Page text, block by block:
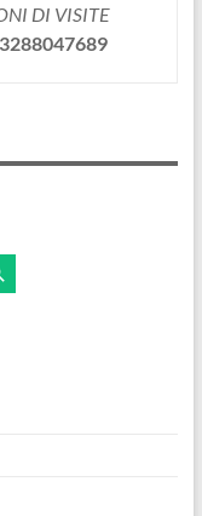
DI VISITE
3288047689